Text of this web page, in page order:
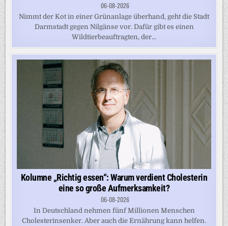
06-08-2026
Nimmt der Kot in einer Grünanlage überhand, geht die Stadt
Darmstadt gegen Nilgänse vor. Dafür gibt es einen
Wildtierbeauftragten, der...
Kolumne „Richtig essen“: Warum verdient Cholesterin
eine so große Aufmerksamkeit?
06-08-2026
In Deutschland nehmen fünf Millionen Menschen
Cholesterinsenker. Aber auch die Ernährung kann helfen.